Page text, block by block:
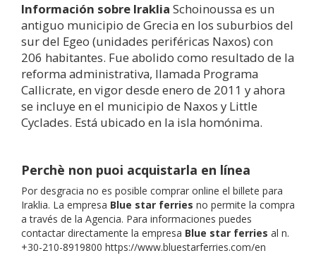
Información sobre Iraklia Schoinoussa es un
antiguo municipio de Grecia en los suburbios del
sur del Egeo (unidades periféricas Naxos) con
206 habitantes. Fue abolido como resultado de la
reforma administrativa, llamada Programa
Callicrate, en vigor desde enero de 2011 y ahora
se incluye en el municipio de Naxos y Little
Cyclades. Está ubicado en la isla homónima.
Perchè non puoi acquistarla en línea
Por desgracia no es posible comprar online el billete para
Iraklia. La empresa Blue star ferries no permite la compra
a través de la Agencia. Para informaciones puedes
contactar directamente la empresa Blue star ferries al n.
+30-210-8919800 https://www.bluestarferries.com/en